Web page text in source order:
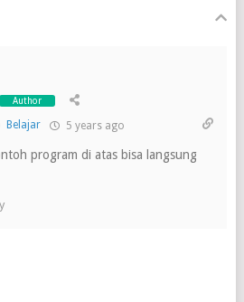
Author
Belajar 5 years ago
program di atas bisa langsung